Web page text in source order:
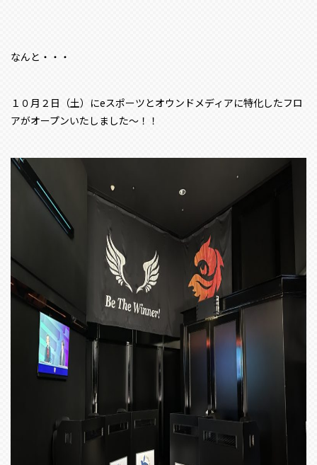
なんと・・・
１０月２日（土）にeスポーツとオウンドメディアに特化したフロ
アがオープンいたしました〜！！